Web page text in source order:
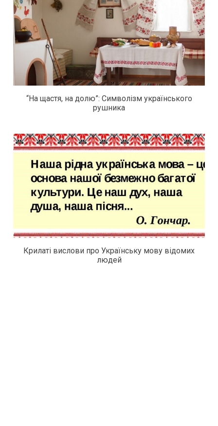
“На щастя, на долю”: Символізм українського
рушника
Крилаті вислови про Українську мову відомих
людей